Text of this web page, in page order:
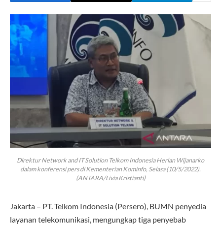
Direktur Network and IT Solution Telkom Indonesia Herlan Wijanarko
dalam konferensi pers di Kementerian Kominfo, Selasa (10/5/2022).
(ANTARA/Livia Kristianti)
Jakarta – PT. Telkom Indonesia (Persero), BUMN penyedia
layanan telekomunikasi, mengungkap tiga penyebab